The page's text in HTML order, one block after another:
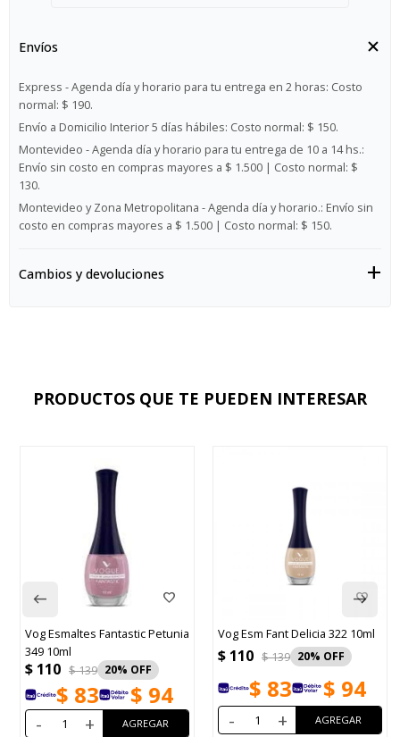
Envíos
Express - Agenda día y horario para tu entrega en 2 horas: Costo
normal: $ 190.
Envío a Domicilio Interior 5 días hábiles: Costo normal: $ 150.
Montevideo - Agenda día y horario para tu entrega de 10 a 14 hs.:
Envío sin costo en compras mayores a $ 1.500 | Costo normal: $
130.
Montevideo y Zona Metropolitana - Agenda día y horario.: Envío sin
costo en compras mayores a $ 1.500 | Costo normal: $ 150.
Cambios y devoluciones
PRODUCTOS QUE TE PUEDEN INTERESAR
Vog Esmaltes Fantastic Petunia
349 10ml
$ 110 $139 20
$ 83 $ 94
- +
Vog Esm Fant Delicia 322 10ml
$ 110 $139 20
$ 83 $ 94
- +